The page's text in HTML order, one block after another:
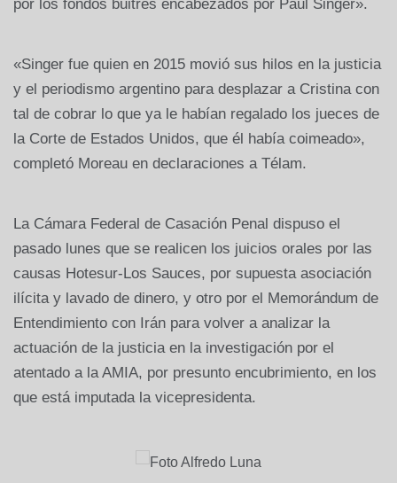
por los fondos buitres encabezados por Paul Singer».
«Singer fue quien en 2015 movió sus hilos en la justicia
y el periodismo argentino para desplazar a Cristina con
tal de cobrar lo que ya le habían regalado los jueces de
la Corte de Estados Unidos, que él había coimeado»,
completó Moreau en declaraciones a Télam.
La Cámara Federal de Casación Penal dispuso el
pasado lunes que se realicen los juicios orales por las
causas Hotesur-Los Sauces, por supuesta asociación
ilícita y lavado de dinero, y otro por el Memorándum de
Entendimiento con Irán para volver a analizar la
actuación de la justicia en la investigación por el
atentado a la AMIA, por presunto encubrimiento, en los
que está imputada la vicepresidenta.